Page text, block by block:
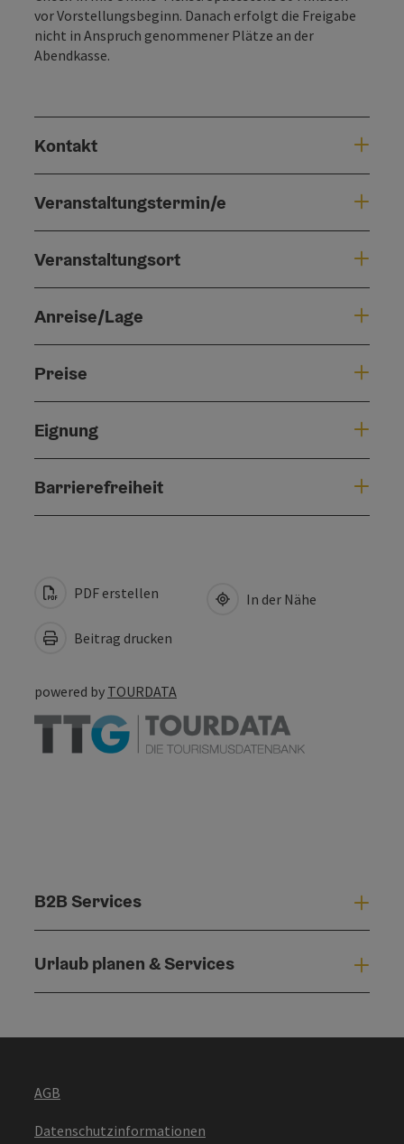
vor Vorstellungsbeginn. Danach erfolgt die Freigabe
nicht in Anspruch genommener Plätze an der
Abendkasse.
Kontakt
Veranstaltungstermin/e
Veranstaltungsort
Anreise/Lage
Preise
Eignung
Barrierefreiheit
PDF erstellen
Beitrag drucken
In der Nähe
powered by TOURDATA
B2B Services
Urlaub planen & Services
AGB
Datenschutzinformationen